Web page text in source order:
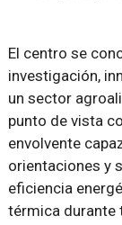
El centro se
investigación,
un sector
punto de vista
envolvente
orientaciones y
eficiencia
térmica durante